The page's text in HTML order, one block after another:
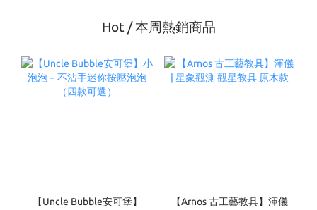
Hot / 本周熱銷商品
【Uncle Bubble安可堡】
【Arnos 古工藝教具】渾儀